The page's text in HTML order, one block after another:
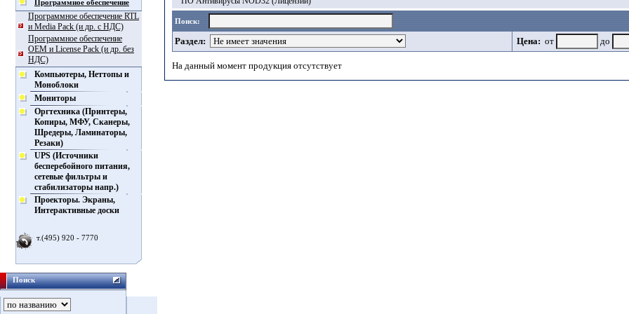
Программное обеспечение
Программное обеспечение RTL
и Media Pack (и др. с НДС)
Программное обеспечение
OEM и License Pack (и др. без
НДС)
Компьютеры, Неттопы и
Моноблоки
Мониторы
Оргтехника (Принтеры,
Копиры, МФУ, Сканеры,
Шредеры, Ламинаторы,
Резаки)
UPS (Источники
бесперебойного питания,
сетевые фильтры и
стабилизаторы напр.)
Проекторы. Экраны,
Интерактивные доски
т.(495) 920 - 7770
Поиск
Поиск:
Раздел: Цена: от до
На данный момент продукция отсутствует